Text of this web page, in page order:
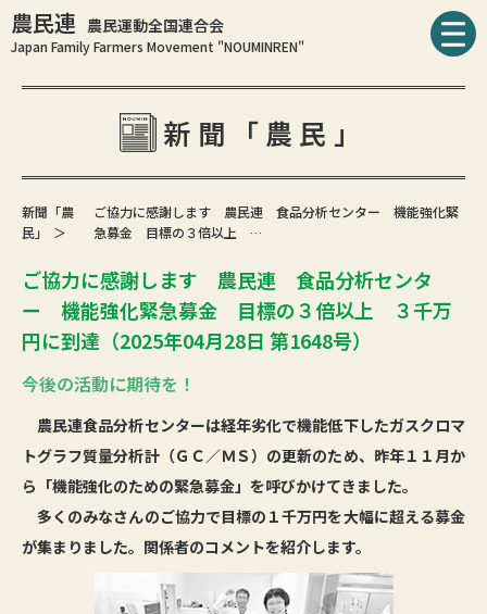
農民連 農民運動全国連合会
Japan Family Farmers Movement "NOUMINREN"
新聞「農民」
新聞「農
民」
ご協力に感謝します 農民連 食品分析センター 機能強化緊
急募金 目標の３倍以上 …
ご協力に感謝します 農民連 食品分析センタ
ー 機能強化緊急募金 目標の３倍以上 ３千万
円に到達（2025年04月28日 第1648号）
今後の活動に期待を！
農民連食品分析センターは経年劣化で機能低下したガスクロマ
トグラフ質量分析計（ＧＣ／ＭＳ）の更新のため、昨年１１月か
ら「機能強化のための緊急募金」を呼びかけてきました。
多くのみなさんのご協力で目標の１千万円を大幅に超える募金
が集まりました。関係者のコメントを紹介します。